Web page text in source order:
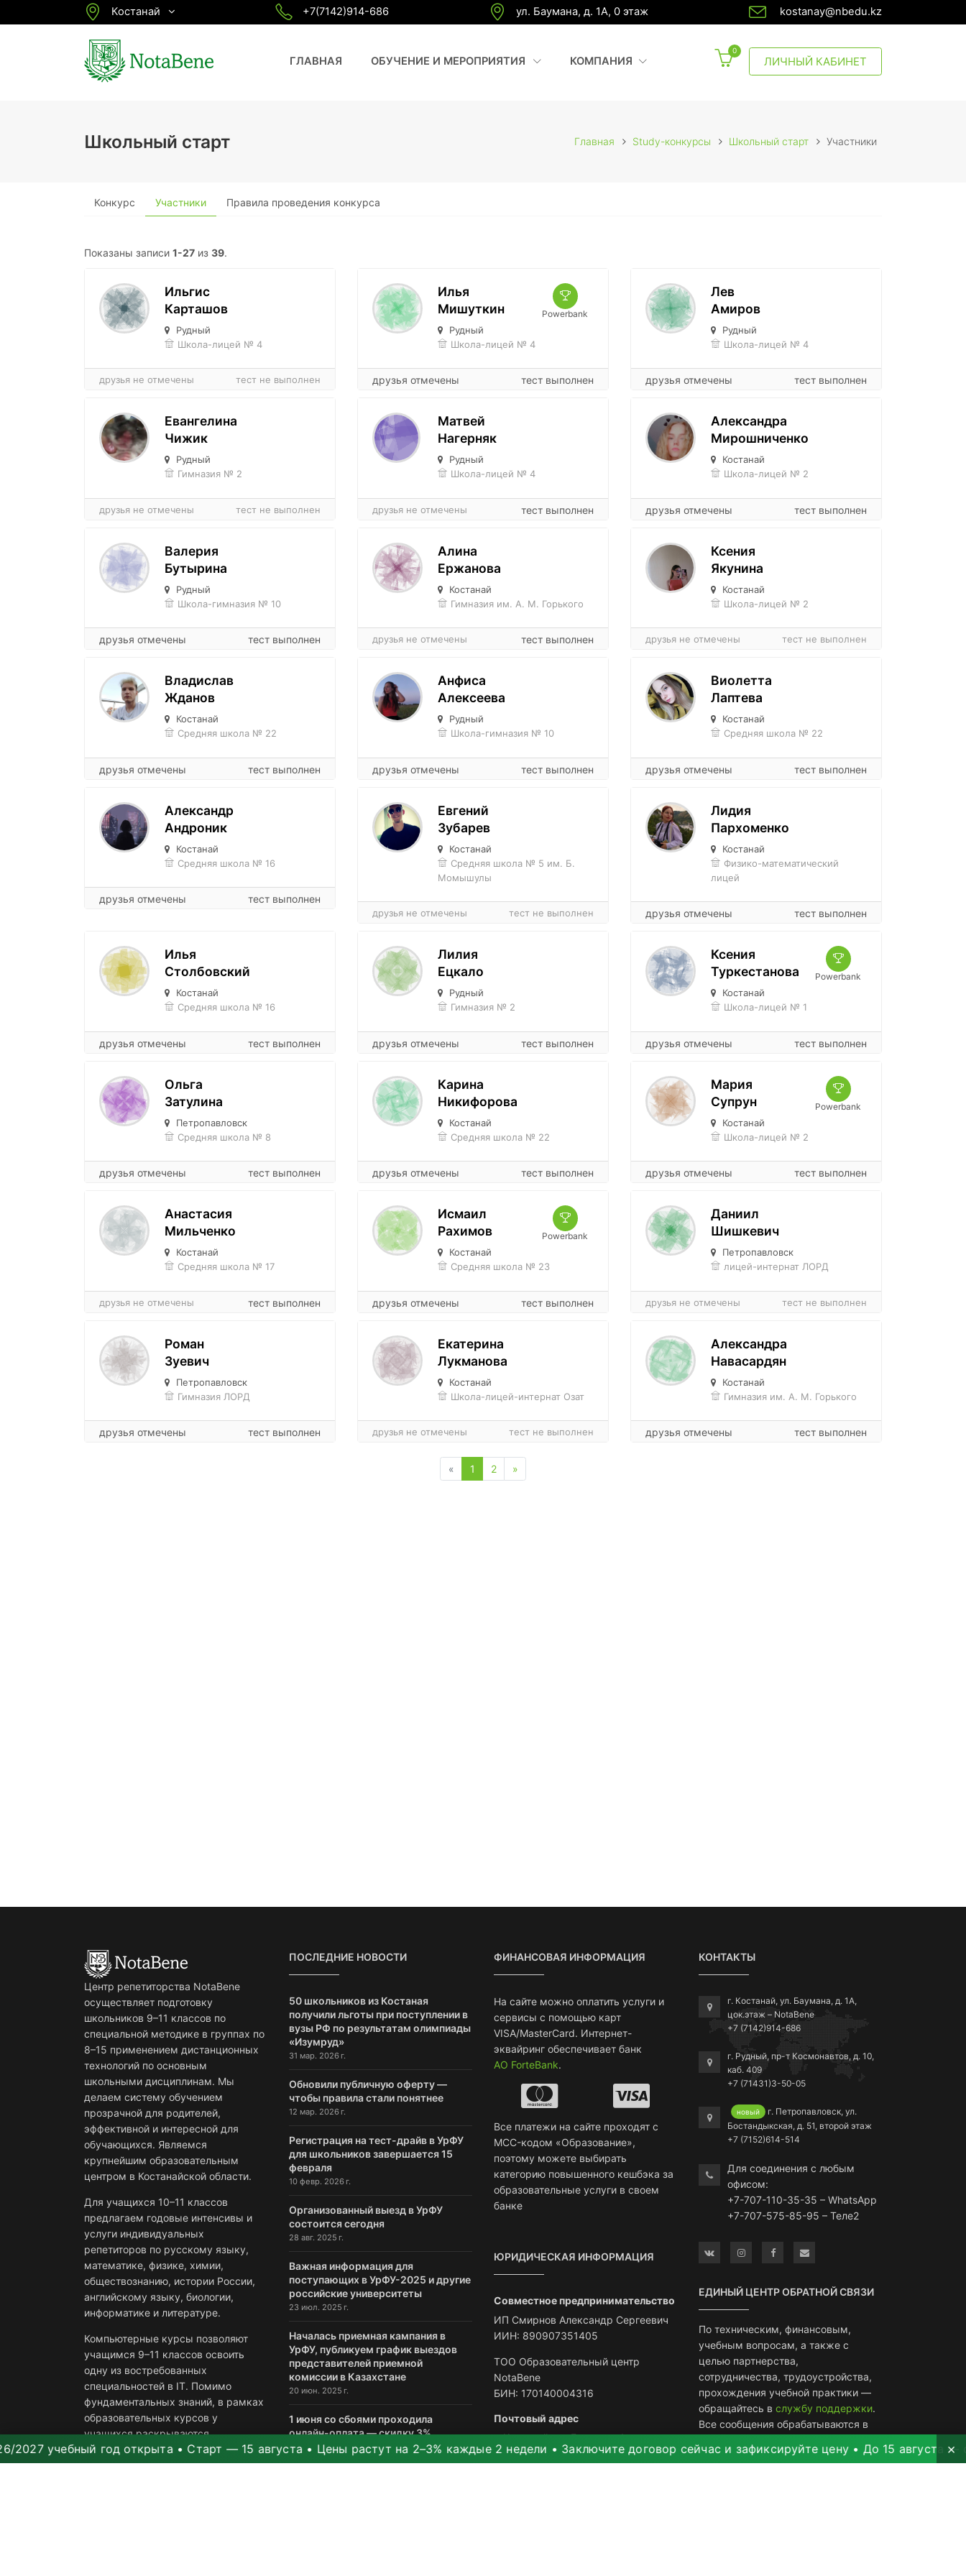
Костанай +7(7142)914-686 ул. Баумана, д. 1А, 0 этаж kostanay@nbedu.kz
0
ЛИЧНЫЙ КАБИНЕТ
ГЛАВНАЯ ОБУЧЕНИЕ И МЕРОПРИЯТИЯ (CURRENT)КОМПАНИЯ (CURRENT)
Школьный старт Главная Study-конкурсы Школьный старт Участники
Конкурс Участники Правила проведения конкурса
Показаны записи 1-27 из 39.
Ильгис
Карташов
Рудный
Школа-лицей № 4
друзья не отмечены тест не выполнен
Powerbank
Илья
Мишуткин
Рудный
Школа-лицей № 4
друзья отмечены тест выполнен
Лев
Амиров
Рудный
Школа-лицей № 4
друзья отмечены тест выполнен
Евангелина
Чижик
Рудный
Гимназия № 2
друзья не отмечены тест не выполнен
Матвей
Нагерняк
Рудный
Школа-лицей № 4
друзья не отмечены тест выполнен
Александра
Мирошниченко
Костанай
Школа-лицей № 2
друзья отмечены тест выполнен
Валерия
Бутырина
Рудный
Школа-гимназия № 10
друзья отмечены тест выполнен
Алина
Ержанова
Костанай
Гимназия им. А. М. Горького
друзья не отмечены тест выполнен
Ксения
Якунина
Костанай
Школа-лицей № 2
друзья не отмечены тест не выполнен
Владислав
Жданов
Костанай
Средняя школа № 22
друзья отмечены тест выполнен
Анфиса
Алексеева
Рудный
Школа-гимназия № 10
друзья отмечены тест выполнен
Виолетта
Лаптева
Костанай
Средняя школа № 22
друзья отмечены тест выполнен
Александр
Андроник
Костанай
Средняя школа № 16
друзья отмечены тест выполнен
Евгений
Зубарев
Костанай
Средняя школа № 5 им. Б.
Момышулы
друзья не отмечены тест не выполнен
Лидия
Пархоменко
Костанай
Физико-математический
лицей
друзья отмечены тест выполнен
Илья
Столбовский
Костанай
Средняя школа № 16
друзья отмечены тест выполнен
Лилия
Ецкало
Рудный
Гимназия № 2
друзья отмечены тест выполнен
Powerbank
Ксения
Туркестанова
Костанай
Школа-лицей № 1
друзья отмечены тест выполнен
Ольга
Затулина
Петропавловск
Средняя школа № 8
друзья отмечены тест выполнен
Карина
Никифорова
Костанай
Средняя школа № 22
друзья отмечены тест выполнен
Powerbank
Мария
Супрун
Костанай
Школа-лицей № 2
друзья отмечены тест выполнен
Анастасия
Мильченко
Костанай
Средняя школа № 17
друзья не отмечены тест выполнен
Powerbank
Исмаил
Рахимов
Костанай
Средняя школа № 23
друзья отмечены тест выполнен
Даниил
Шишкевич
Петропавловск
лицей-интернат ЛОРД
друзья не отмечены тест не выполнен
Роман
Зуевич
Петропавловск
Гимназия ЛОРД
друзья отмечены тест выполнен
Екатерина
Лукманова
Костанай
Школа-лицей-интернат Озат
друзья не отмечены тест не выполнен
Александра
Навасардян
Костанай
Гимназия им. А. М. Горького
друзья отмечены тест выполнен
« 1 2 »
год открыта • Старт — 15 августа • Цены растут на 2–3% каждые 2 недели • Заключите договор сейчас и зафиксируйте цену • До 15 августа — скидка×
Центр репетиторства NotaBene
осуществляет подготовку
школьников 9–11 классов по
специальной методике в группах по
8–15 применением дистанционных
технологий по основным
школьными дисциплинам. Мы
делаем систему обучением
прозрачной для родителей,
эффективной и интересной для
обучающихся. Являемся
крупнейшим образовательным
центром в Костанайской области.
Для учащихся 10–11 классов
предлагаем годовые интенсивы и
услуги индивидуальных
репетиторов по русскому языку,
математике, физике, химии,
обществознанию, истории России,
английскому языку, биологии,
информатике и литературе.
Компьютерные курсы позволяют
учащимся 9–11 классов освоить
одну из востребованных
специальностей в IT. Помимо
фундаментальных знаний, в рамках
образовательных курсов у
учащихся раскрываются
способности по коммерциализации
полученных знаний.
ПОСЛЕДНИЕ НОВОСТИ
50 школьников из Костаная
получили льготы при поступлении в
вузы РФ по результатам олимпиады
«Изумруд»
31 мар. 2026 г.
Обновили публичную оферту —
чтобы правила стали понятнее
12 мар. 2026 г.
Регистрация на тест-драйв в УрФУ
для школьников завершается 15
февраля
10 февр. 2026 г.
Организованный выезд в УрФУ
состоится сегодня
28 авг. 2025 г.
Важная информация для
поступающих в УрФУ-2025 и другие
российские университеты
23 июл. 2025 г.
Началась приемная кампания в
УрФУ, публикуем график выездов
представителей приемной
комиссии в Казахстане
20 июн. 2025 г.
1 июня со сбоями проходила
онлайн-оплата — скидку 3%
продлили до 2 июня
ФИНАНСОВАЯ ИНФОРМАЦИЯ
На сайте можно оплатить услуги и
сервисы с помощью карт
VISA/MasterCard. Интернет-
эквайринг обеспечивает банк
АО ForteBank.
Все платежи на сайте проходят с
MCC-кодом «Образование»,
поэтому можете выбирать
категорию повышенного кешбэка за
образовательные услуги в своем
банке
ЮРИДИЧЕСКАЯ ИНФОРМАЦИЯ
Совместное предпринимательство
ИП Смирнов Александр Сергеевич
ИИН: 890907351405
ТОО Образовательный центр
NotaBene
БИН: 170140004316
Почтовый адрес
г. Костанай, ул. Баумана, 1а
e-mail: info@nbedu.kz
КОНТАКТЫ
г. Костанай, ул. Баумана, д. 1А,
цок.этаж – NotaBene
+7 (7142)914-686
г. Рудный, пр-т Космонавтов, д. 10,
каб. 409
+7 (71431)3-50-05
новый
г. Петропавловск, ул.
Бостандыкская, д. 51, второй этаж
+7 (7152)614-514
Для соединения с любым
офисом:
+7-707-110-35-35 – WhatsApp
+7-707-575-85-95 – Теле2
ЕДИНЫЙ ЦЕНТР ОБРАТНОЙ СВЯЗИ
По техническим, финансовым,
учебным вопросам, а также с
целью партнерства,
сотрудничества, трудоустройства,
прохождения учебной практики —
обращайтесь в службу поддержки.
Все сообщения обрабатываются в
течение одного дня.